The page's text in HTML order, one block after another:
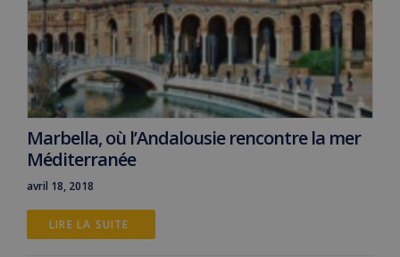
Marbella, où l’Andalousie rencontre la mer
Méditerranée
avril 18, 2018
LIRE LA SUITE